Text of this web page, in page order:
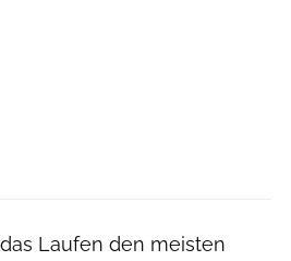
Laufen den meisten